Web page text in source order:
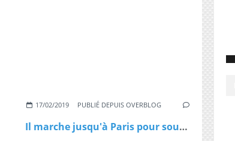
17/02/2019 PUBLIÉ DEPUIS OVERBLOG
Il marche jusqu'à Paris pour soutenir le monde agricole